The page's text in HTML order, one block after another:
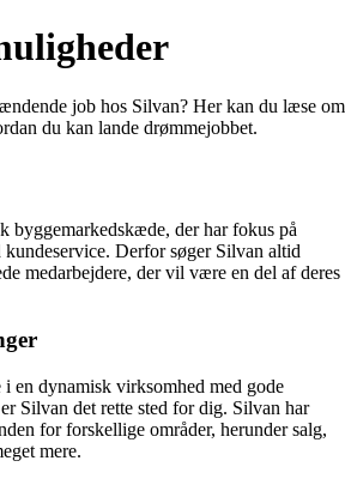
job hos Silvan? Her kan du læse om
du kan lande drømmejobbet.
byggemarkedskæde, der har fokus på
Derfor søger Silvan altid
medarbejdere, der vil være en del af deres
en dynamisk virksomhed med gode
Silvan det rette sted for dig. Silvan har
for forskellige områder, herunder salg,
mere.